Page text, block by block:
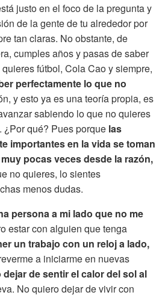
justo en el foco de la pregunta y
de la gente de tu alrededor por
tan claras. No obstante, de
cumples años y pasas de saber
fútbol, Cola Cao y siempre,
perfectamente lo que no
y esto ya es una teoría propia, es
sabiendo lo que no quieres
qué? Pues porque las
importantes en la vida se toman
pocas veces desde la razón,
no quieres, lo sientes
menos dudas.
persona a mi lado que no me
estar con alguien que tenga
un trabajo con un reloj a lado,
a iniciarme en nuevas
de sentir el calor del sol al
No quiero dejar de vivir con